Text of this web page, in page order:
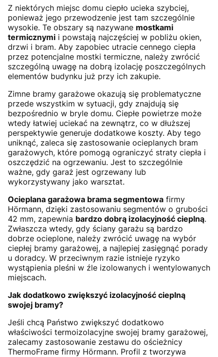
Z niektórych miejsc domu ciepło ucieka szybciej,
ponieważ jego przewodzenie jest tam szczególnie
wysokie. Te obszary są nazywane mostkami
termicznymi i powstają najczęściej w pobliżu okien,
drzwi i bram. Aby zapobiec utracie cennego ciepła
przez potencjalne mostki termiczne, należy zwrócić
szczególną uwagę na dobrą izolację poszczególnych
elementów budynku już przy ich zakupie.
Zimne bramy garażowe okazują się problematyczne
przede wszystkim w sytuacji, gdy znajdują się
bezpośrednio w bryle domu. Ciepłe powietrze może
wtedy łatwiej uciekać na zewnątrz, co w dłuższej
perspektywie generuje dodatkowe koszty. Aby tego
uniknąć, zaleca się zastosowanie ocieplanych bram
garażowych, które pomogą ograniczyć straty ciepła i
oszczędzić na ogrzewaniu. Jest to szczególnie
ważne, gdy garaż jest ogrzewany lub
wykorzystywany jako warsztat.
Ocieplana garażowa brama segmentowa firmy
Hörmann, dzięki zastosowaniu segmentów o grubości
42 mm, zapewnia bardzo dobrą izolacyjność cieplną.
Zwłaszcza wtedy, gdy ściany garażu są bardzo
dobrze ocieplone, należy zwrócić uwagę na wybór
ciepłej bramy garażowej, a najlepiej zasięgnąć porady
u doradcy. W przeciwnym razie istnieje ryzyko
wystąpienia pleśni w źle izolowanych i wentylowanych
miejscach.
Jak dodatkowo zwiększyć izolacyjność cieplną
swojej bramy?
Jeśli chcą Państwo zwiększyć dodatkowo
właściwości termoizolacyjne swojej bramy garażowej,
zalecamy zastosowanie zestawu do ościeżnicy
ThermoFrame firmy Hörmann. Profil z tworzywa